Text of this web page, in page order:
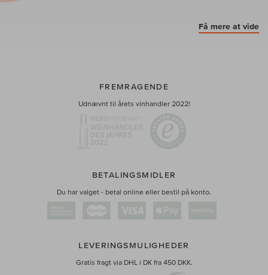
Få mere at vide
FREMRAGENDE
Udnævnt til årets vinhandler 2022!
BETALINGSMIDLER
Du har valget - betal online eller bestil på konto.
LEVERINGSMULIGHEDER
Gratis fragt via DHL i DK fra 450 DKK.